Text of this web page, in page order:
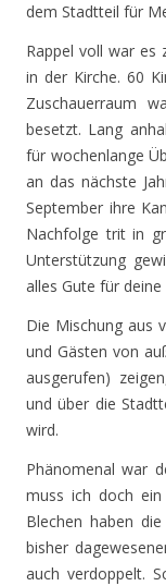
dem Stadtteil für
Rappel voll war es
in der Kirche. 60
Zuschauerraum
besetzt. Lang
für wochenlange
an das nächste
September ihre
Nachfolge trit in
Unterstützung
alles Gute für
Die Mischung aus
und Gästen von
ausgerufen)
und über die
wird.
Phänomenal war
muss ich doch
Blechen haben
bisher
auch verdoppelt.